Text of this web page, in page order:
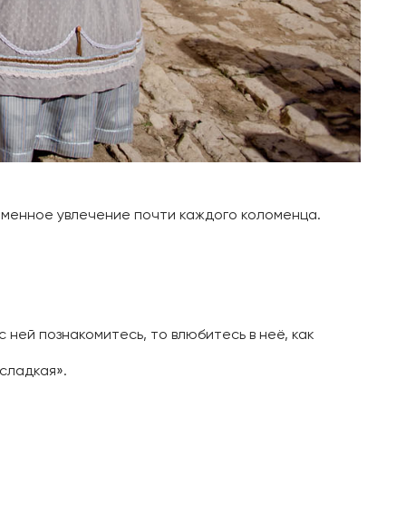
увлечение почти каждого коломенца.
познакомитесь, то влюбитесь в неё, как